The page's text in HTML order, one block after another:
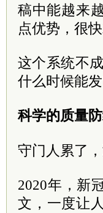
稿中能越来
点优势，很
这个系统不
什么时候能
科学的质量
守门人累了
2020年，新
文，一度让